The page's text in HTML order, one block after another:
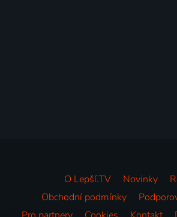
O Lepší.TV Novinky
Obchodní podmínky